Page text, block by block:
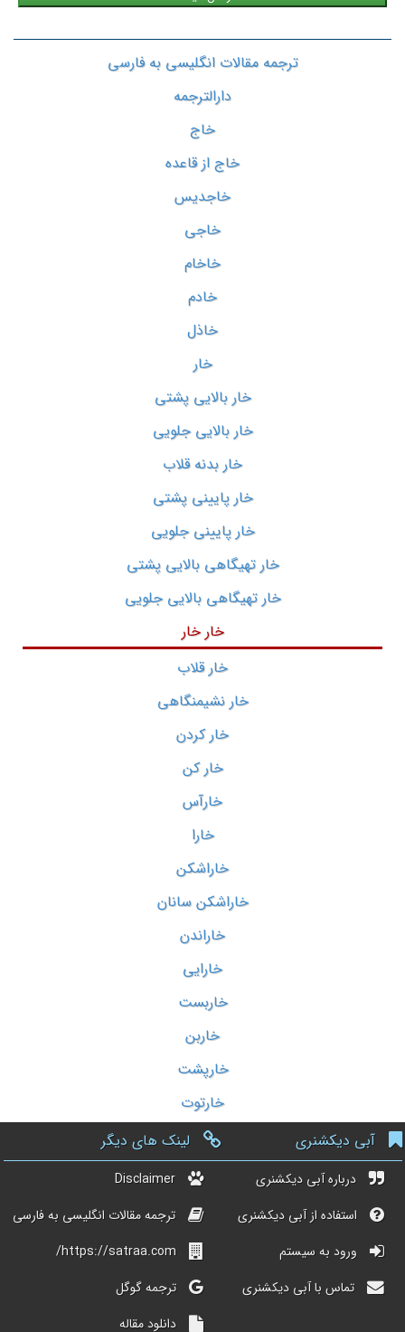
ترجمه مقالات انگلیسی به فارسی
دارالترجمه
خاج
خاج از قاعده
خاجدیس
خاجی
خاخام
خادم
خاذل
خار
خار بالایی پشتی
خار بالایی جلویی
خار بدنه قلاب
خار پایینی پشتی
خار پایینی جلویی
خار تهیگاهی بالایی پشتی
خار تهیگاهی بالایی جلویی
خار خار
خار قلاب
خار نشیمنگاهی
خار کردن
خار کن
خارآس
خارا
خاراشکن
خاراشکن سانان
خاراندن
خارایی
خاربست
خاربن
خارپشت
خارتوت
آبی دیکشنری
درباره آبی دیکشنری
استفاده از آبی دیکشنری
ورود به سیستم
تماس با آبی دیکشنری
لینک های دیگر
Disclaimer
ترجمه مقالات انگلیسی به فارسی
https://satraa.com/
ترجمه گوگل
دانلود مقاله